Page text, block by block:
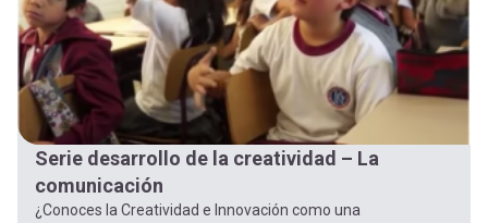
Serie desarrollo de la creatividad – La
comunicación
¿Conoces la Creatividad e Innovación como una